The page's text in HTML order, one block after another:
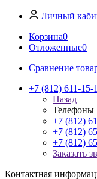
Личный
Корзина0
Отложенные0
Сравнение
+7 (812) 611-
Назад
Телефоны
+7 (812)
+7 (812)
+7 (812)
Заказать
Контактная